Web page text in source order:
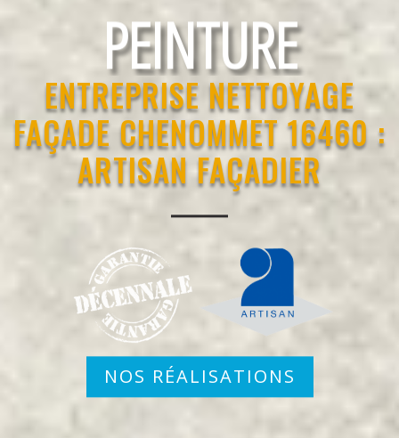
RAVALEMENT
ENTREPRISE NETTOYAGE
FAÇADE CHENOMMET 16460 :
ARTISAN FAÇADIER
NOS RÉALISATIONS